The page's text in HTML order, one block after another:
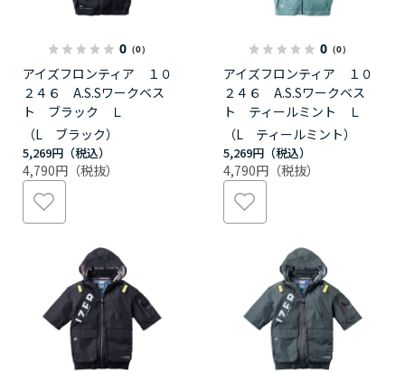
0 （0）
アイズフロンティア １０
２４６ A.S.Sワークベス
ト ブラック Ｌ
（L ブラック）
5,269円
4,790円
0（0）
アイズフロンティア １０
２４６ A.S.Sワークベス
ト ティールミント Ｌ
（L ティールミント）
5,269円
4,790円